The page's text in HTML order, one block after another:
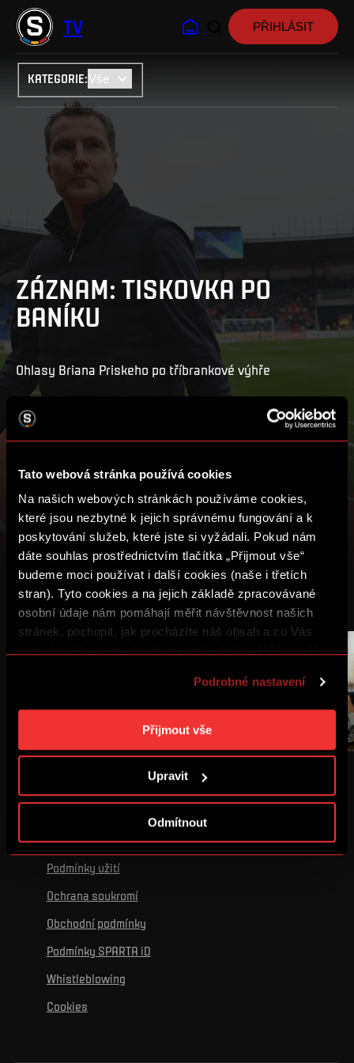
Tato webová stránka používá cookies
Na našich webových stránkách používáme cookies,
které jsou nezbytné k jejich správnému fungování a k
poskytování služeb, které jste si vyžádali. Pokud nám
dáte souhlas prostřednictvím tlačítka „Přijmout vše“
budeme moci používat i další cookies (naše i třetích
stran). Tyto cookies a na jejich základě zpracovávané
osobní údaje nám pomáhají měřit návštěvnost našich
stránek, pochopit, jak procházíte náš obsah a co Vás
reklamu na základě Vašich preferencí. Jednotlivé
cookies a účely zpracování si můžete nastavit v
„Podrobném nastavení“. Nastavení cookies si můžete
kdykoliv změnit. Jak takovou úpravu provést a další
Podrobné nastavení
Přijmout vše
Upravit
Odmítnout
TV
KATEGORIE:
PŘIHLÁSIT
ZÁZNAM: TISKOVKA PO
BANÍKU
Ohlasy Briana Priskeho po tříbrankové výhře
MŮJ SEZNAM
DALŠÍ VIDEA
Podmínky užití
Ochrana soukromí
Obchodní podmínky
Podmínky SPARTA iD
Whistleblowing
Cookies